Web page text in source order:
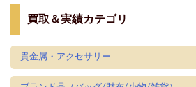
買取＆実績カテゴリ
貴金属・アクセサリー